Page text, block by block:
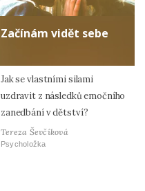
Začínám vidět sebe
Jak se vlastními silami
uzdravit z následků emočního
zanedbání v dětství?
Tereza Ševčíková
Psycholožka